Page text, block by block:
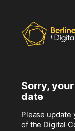
Sorry,
date
Please update
of the Digital